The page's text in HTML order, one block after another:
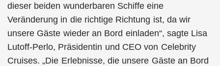
dieser beiden wunderbaren Schiffe eine
Veränderung in die richtige Richtung ist, da wir
unsere Gäste wieder an Bord einladen“, sagte Lisa
Lutoff-Perlo, Präsidentin und CEO von Celebrity
Cruises. „Die Erlebnisse, die unsere Gäste an Bord